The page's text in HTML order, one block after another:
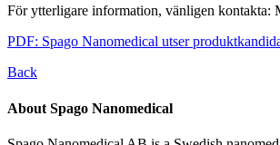
För ytterligare information, vänligen kontakta:
PDF: Spago Nanomedical utser
Back
About Spago Nanomedical